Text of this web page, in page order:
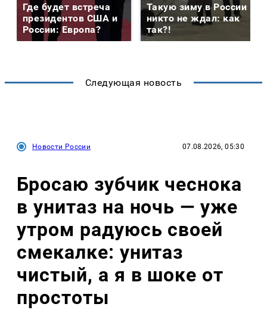
Где будет встреча
президентов США и
России: Европа?
Такую зиму в России
никто не ждал: как
так?!
Следующая новость
Новости России 07.08.2026, 05:30
Бросаю зубчик чеснока
в унитаз на ночь — уже
утром радуюсь своей
смекалке: унитаз
чистый, а я в шоке от
простоты